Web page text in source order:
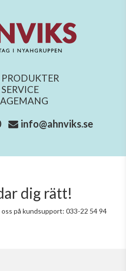
info@ahnviks.se
dig rätt!
på kundsupport: 033-22 54 94